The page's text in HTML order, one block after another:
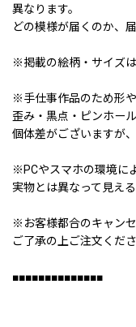
異なります。
どの模様が届くのか、
※掲載の絵柄・サイズ
※手仕事作品のため形
歪み・黒点・ピンホー
個体差がございますが
※PCやスマホの環境に
実物とは異なって見え
※お客様都合のキャン
ご了承の上ご注文くださ
■■■■■■■■■■■■■■